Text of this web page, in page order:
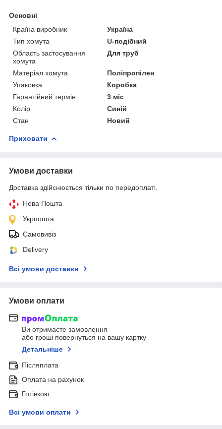
Основні
Країна виробник
Україна
Тип хомута
U-подібний
Область застосування
хомута
Для труб
Матеріал хомута
Поліпропілен
Упаковка
Коробка
Гарантійний термін
3 міс
Колір
Синій
Стан
Новий
Приховати
Умови доставки
Доставка здійснюється тільки по передоплаті.
Нова Пошта
Укрпошта
Самовивіз
Delivery
Всі умови доставки
Умови оплати
Ви отримаєте замовлення
або гроші повернуться на вашу картку
Детальніше
Післяплата
Оплата на рахунок
Готівкою
Всі умови оплати